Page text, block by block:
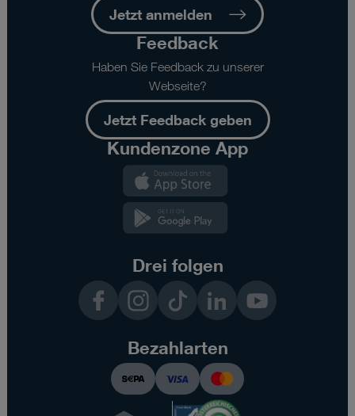
Jetzt anmelden
Feedback
Haben Sie Feedback zu unserer
Webseite?
Jetzt Feedback geben
Kundenzone App
Drei folgen
InstagramTikTok LinkedInYouTube
Bezahlarten